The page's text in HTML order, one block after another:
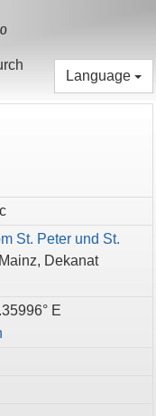
Language
St. Peter und St.
Dekanat
E